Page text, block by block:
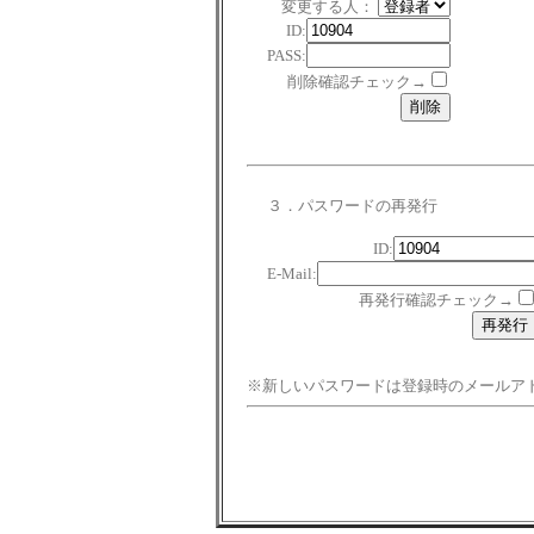
変更する人：
ID:
PASS:
削除確認チェック→
３．パスワードの再発行
ID:
E-Mail:
再発行確認チェック→
※新しいパスワードは登録時のメールア